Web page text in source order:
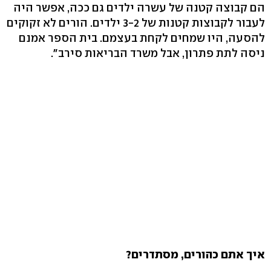
הם קבוצה קטנה של עשרה ילדים גם ככה, אפשר היה
לעבור לקבוצות קטנות של 3-2 ילדים. הורים לא זקוקים
להסעה, היו שמחים לקחת בעצמם. בית הספר אמנם
ניסה לתת פתרון, אבל משרד הבריאות סירב".
איך אתם כהורים, מסתדרים?